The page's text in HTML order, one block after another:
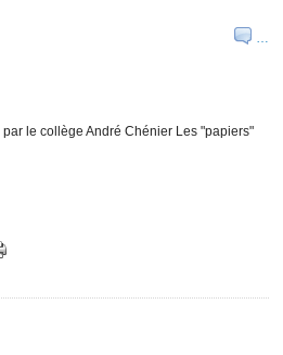
…
le collège André Chénier Les "papiers"